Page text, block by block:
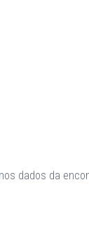
dados da